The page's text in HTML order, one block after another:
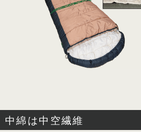
中綿は中空繊維